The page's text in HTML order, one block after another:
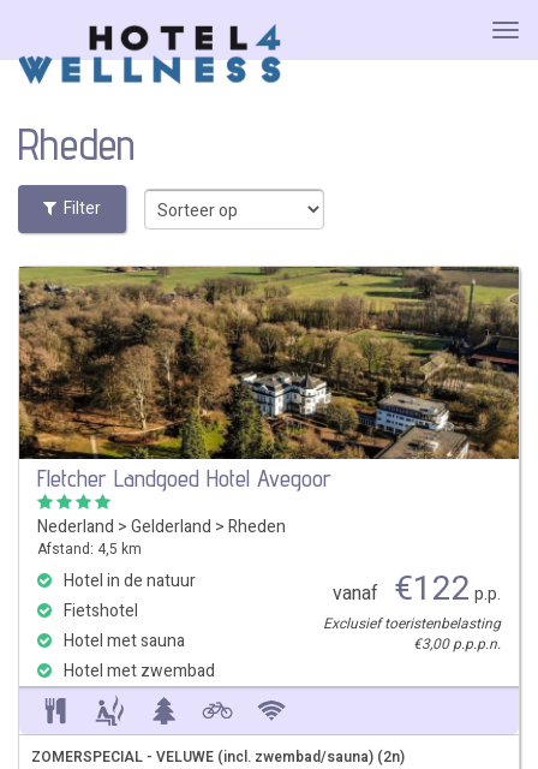
Rheden
Filter
Fletcher Landgoed Hotel Avegoor
Nederland >Gelderland >Rheden
Afstand: 4,5 km
Hotel in de natuur
Fietshotel
Hotel met sauna
Hotel met zwembad
vanaf €122 p.p.
Exclusief toeristenbelasting
€3,00 p.p.p.n.
ZOMERSPECIAL - VELUWE (incl. zwembad/sauna) (2n)